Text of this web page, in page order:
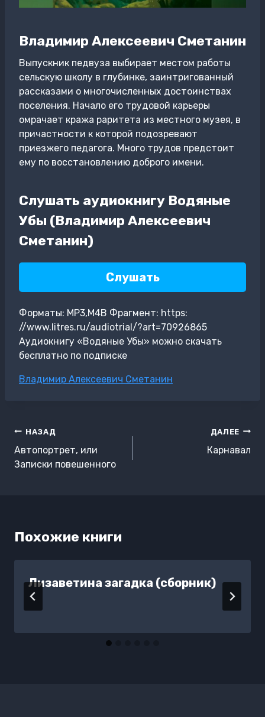
Владимир Алексеевич Сметанин
Выпускник педвуза выбирает местом работы
сельскую школу в глубинке, заинтригованный
рассказами о многочисленных достоинствах
поселения. Начало его трудовой карьеры
омрачает кража раритета из местного музея, в
причастности к которой подозревают
приезжего педагога. Много трудов предстоит
ему по восстановлению доброго имени.
Слушать аудиокнигу Водяные
Убы (Владимир Алексеевич
Сметанин)
Слушать
Форматы: MP3,M4B Фрагмент: https:
//www.litres.ru/audiotrial/?art=70926865
Аудиокнигу «Водяные Убы» можно скачать
бесплатно по подписке
Метки
Владимир Алексеевич Сметанин
Навигация
по
записям
НАЗАД
Автопортрет, или
Записки повешенного
ДАЛЕЕ
Карнавал
Похожие книги
Лизаветина загадка (сборник)